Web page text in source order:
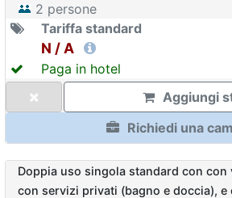
2 persone
Tariffa standard
N / A
Paga in hotel
Aggiungi
Richiedi una
Doppia uso singola standard con
con servizi privati (bagno e doccia), e